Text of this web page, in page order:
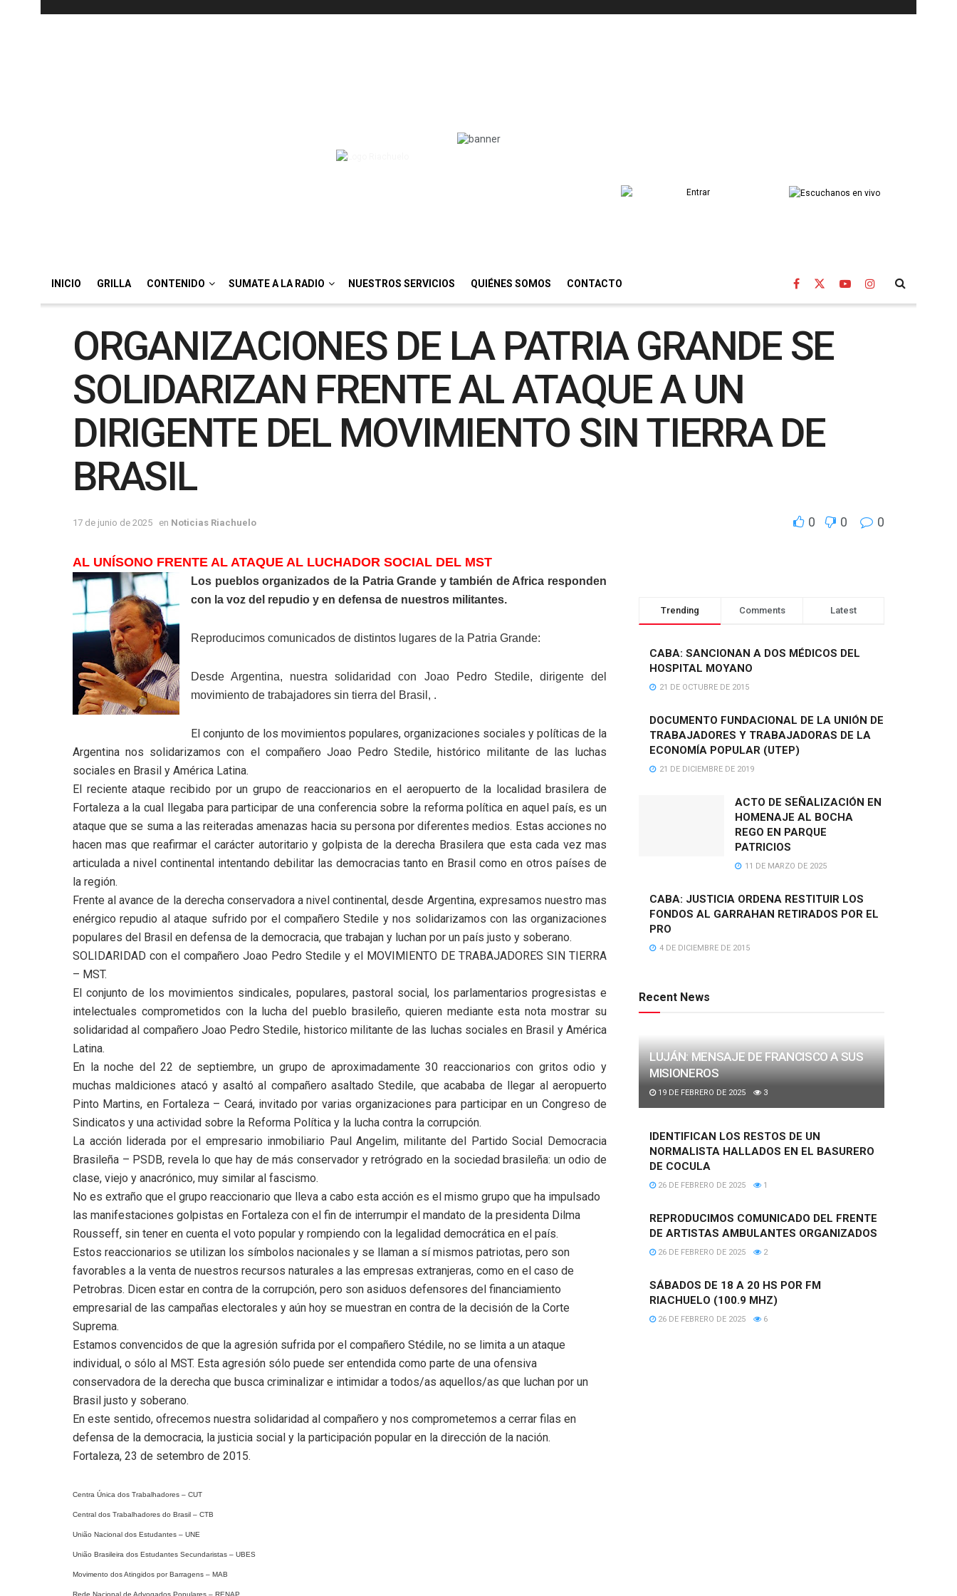
INICIO GRILLA CONTENIDO SUMATE A LA RADIO NUESTROS SERVICIOS QUIÉNES SOMOS CONTACTO
ORGANIZACIONES DE LA PATRIA GRANDE SE
SOLIDARIZAN FRENTE AL ATAQUE A UN
DIRIGENTE DEL MOVIMIENTO SIN TIERRA DE
BRASIL
17 de junio de 2025 en Noticias Riachuelo 0 0 0
AL UNÍSONO FRENTE AL ATAQUE AL LUCHADOR SOCIAL DEL MST
Los pueblos organizados de la Patria Grande y también de Africa responden
con la voz del repudio y en defensa de nuestros militantes.
Reproducimos comunicados de distintos lugares de la Patria Grande:
Desde Argentina, nuestra solidaridad con Joao Pedro Stedile, dirigente del
movimiento de trabajadores sin tierra del Brasil, .
El conjunto de los movimientos populares, organizaciones sociales y políticas de la
Argentina nos solidarizamos con el compañero Joao Pedro Stedile, histórico militante de las luchas
sociales en Brasil y América Latina.
El reciente ataque recibido por un grupo de reaccionarios en el aeropuerto de la localidad brasilera de
Fortaleza a la cual llegaba para participar de una conferencia sobre la reforma política en aquel país, es un
ataque que se suma a las reiteradas amenazas hacia su persona por diferentes medios. Estas acciones no
hacen mas que reafirmar el carácter autoritario y golpista de la derecha Brasilera que esta cada vez mas
articulada a nivel continental intentando debilitar las democracias tanto en Brasil como en otros países de
la región.
Frente al avance de la derecha conservadora a nivel continental, desde Argentina, expresamos nuestro mas
enérgico repudio al ataque sufrido por el compañero Stedile y nos solidarizamos con las organizaciones
populares del Brasil en defensa de la democracia, que trabajan y luchan por un país justo y soberano.
SOLIDARIDAD con el compañero Joao Pedro Stedile y el MOVIMIENTO DE TRABAJADORES SIN TIERRA
– MST.
El conjunto de los movimientos sindicales, populares, pastoral social, los parlamentarios progresistas e
intelectuales comprometidos con la lucha del pueblo brasileño, quieren mediante esta nota mostrar su
solidaridad al compañero Joao Pedro Stedile, historico militante de las luchas sociales en Brasil y América
Latina.
En la noche del 22 de septiembre, un grupo de aproximadamente 30 reaccionarios con gritos odio y
muchas maldiciones atacó y asaltó al compañero asaltado Stedile, que acababa de llegar al aeropuerto
Pinto Martins, en Fortaleza – Ceará, invitado por varias organizaciones para participar en un Congreso de
Sindicatos y una actividad sobre la Reforma Política y la lucha contra la corrupción.
La acción liderada por el empresario inmobiliario Paul Angelim, militante del Partido Social Democracia
Brasileña – PSDB, revela lo que hay de más conservador y retrógrado en la sociedad brasileña: un odio de
clase, viejo y anacrónico, muy similar al fascismo.
No es extraño que el grupo reaccionario que lleva a cabo esta acción es el mismo grupo que ha impulsado
las manifestaciones golpistas en Fortaleza con el fin de interrumpir el mandato de la presidenta Dilma
Rousseff, sin tener en cuenta el voto popular y rompiendo con la legalidad democrática en el país.
Estos reaccionarios se utilizan los símbolos nacionales y se llaman a sí mismos patriotas, pero son
favorables a la venta de nuestros recursos naturales a las empresas extranjeras, como en el caso de
Petrobras. Dicen estar en contra de la corrupción, pero son asiduos defensores del financiamiento
empresarial de las campañas electorales y aún hoy se muestran en contra de la decisión de la Corte
Suprema.
Estamos convencidos de que la agresión sufrida por el compañero Stédile, no se limita a un ataque
individual, o sólo al MST. Esta agresión sólo puede ser entendida como parte de una ofensiva
conservadora de la derecha que busca criminalizar e intimidar a todos/as aquellos/as que luchan por un
Brasil justo y soberano.
En este sentido, ofrecemos nuestra solidaridad al compañero y nos comprometemos a cerrar filas en
defensa de la democracia, la justicia social y la participación popular en la dirección de la nación.
Fortaleza, 23 de setembro de 2015.
Centra Única dos Trabalhadores – CUT
Central dos Trabalhadores do Brasil – CTB
União Nacional dos Estudantes – UNE
União Brasileira dos Estudantes Secundaristas – UBES
Movimento dos Atingidos por Barragens – MAB
Trending Comments Latest
CABA: SANCIONAN A DOS MÉDICOS DEL
HOSPITAL MOYANO
21 DE OCTUBRE DE 2015
DOCUMENTO FUNDACIONAL DE LA UNIÓN DE
TRABAJADORES Y TRABAJADORAS DE LA
ECONOMÍA POPULAR (UTEP)
21 DE DICIEMBRE DE 2019
ACTO DE SEÑALIZACIÓN EN
HOMENAJE AL BOCHA
REGO EN PARQUE
PATRICIOS
11 DE MARZO DE 2025
CABA: JUSTICIA ORDENA RESTITUIR LOS
FONDOS AL GARRAHAN RETIRADOS POR EL
PRO
4 DE DICIEMBRE DE 2015
Recent News
LUJÁN: MENSAJE DE FRANCISCO A SUS
MISIONEROS
19 DE FEBRERO DE 2025 3
IDENTIFICAN LOS RESTOS DE UN
NORMALISTA HALLADOS EN EL BASURERO
DE COCULA
26 DE FEBRERO DE 2025 1
REPRODUCIMOS COMUNICADO DEL FRENTE
DE ARTISTAS AMBULANTES ORGANIZADOS
26 DE FEBRERO DE 2025 2
SÁBADOS DE 18 A 20 HS POR FM
RIACHUELO (100.9 MHZ)
26 DE FEBRERO DE 2025 6